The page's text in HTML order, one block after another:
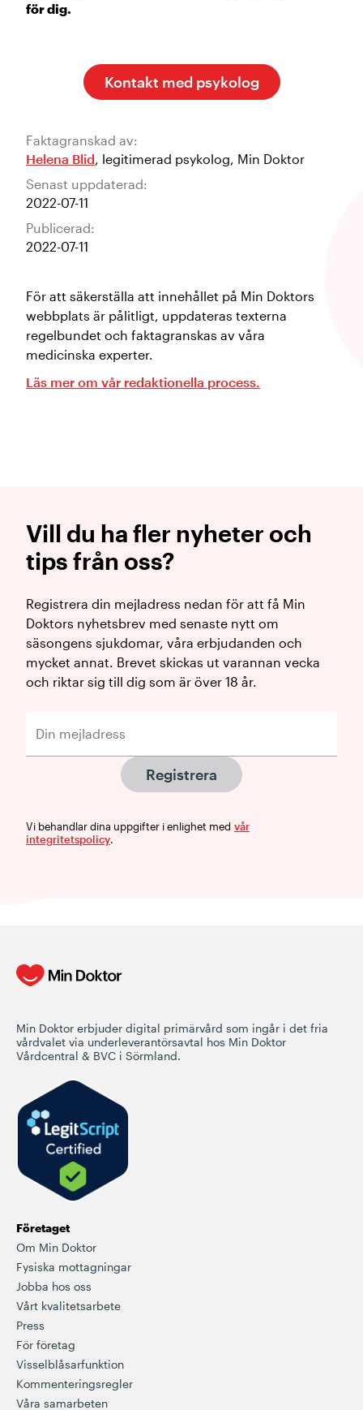
för dig.
Kontakt med psykolog
Faktagranskad av:
Helena Blid, legitimerad psykolog, Min Doktor
Senast uppdaterad:
2022-07-11
Publicerad:
2022-07-11
För att säkerställa att innehållet på Min Doktors
webbplats är pålitligt, uppdateras texterna
regelbundet och faktagranskas av våra
medicinska experter.
Läs mer om vår redaktionella process.
Vill du ha fler nyheter och
tips från oss?
Registrera din mejladress nedan för att få Min
Doktors nyhetsbrev med senaste nytt om
säsongens sjukdomar, våra erbjudanden och
mycket annat. Brevet skickas ut varannan vecka
och riktar sig till dig som är över 18 år.
Registrera
Vi behandlar dina uppgifter i enlighet med vår
integritetspolicy.
Min Doktor erbjuder digital primärvård som ingår i det fria
vårdvalet via underleverantörsavtal hos Min Doktor
Vårdcentral & BVC i Sörmland.
Företaget
Om Min Doktor
Fysiska mottagningar
Jobba hos oss
Vårt kvalitetsarbete
Press
För företag
Visselblåsarfunktion
Kommenteringsregler
Våra samarbeten